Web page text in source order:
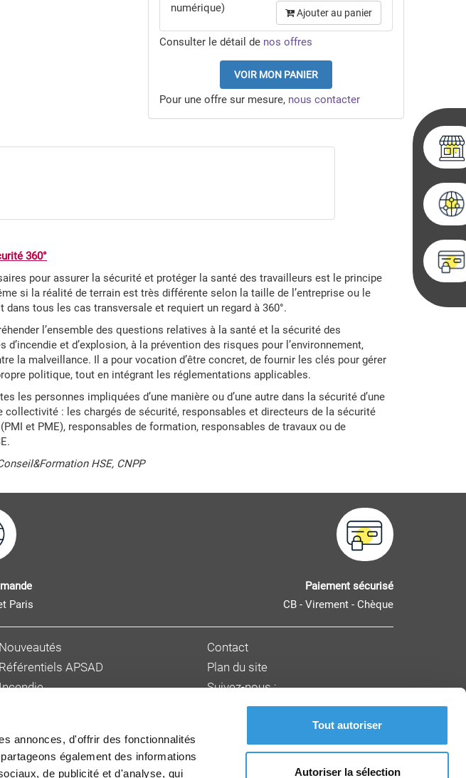
annonces, d'offrir des fonctionnalités
également des informations
de publicité et d'analyse, qui
Tout autoriser
Autoriser la sélection
numérique)
Ajouter au panier
Consulter le détail de nos offres
VOIR MON PANIER
Pour une offre sur mesure, nous contacter
360°
pour assurer la sécurité et protéger la santé des travailleurs est le principe
si la réalité de terrain est très différente selon la taille de l’entreprise ou le
tous les cas transversale et requiert un regard à 360°.
l’ensemble des questions relatives à la santé et la sécurité des
et d’explosion, à la prévention des risques pour l’environnement,
la malveillance. Il a pour vocation d’être concret, de fournir les clés pour gérer
politique, tout en intégrant les réglementations applicables.
les personnes impliquées d’une manière ou d’une autre dans la sécurité d’une
collectivité : les chargés de sécurité, responsables et directeurs de la sécurité
et PME), responsables de formation, responsables de travaux ou de
HSE, CNPP
Paris
Paiement sécurisé
CB - Virement - Chèque
Nouveautés
Référentiels APSAD
Gestion des risques
Cybersécurité
Contact
Plan du site
Suivez-nous :